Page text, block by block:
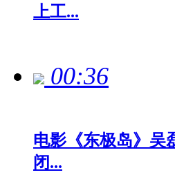
上工...
00:36
电影《东极岛》吴
闭...